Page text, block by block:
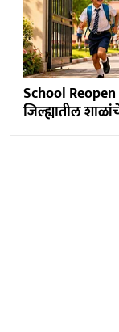
School
जिल्ह्यातील